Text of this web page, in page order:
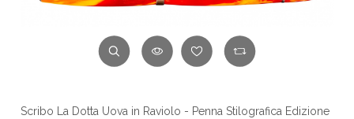
Scribo La Dotta Uova in Raviolo - Penna Stilografica Edizione